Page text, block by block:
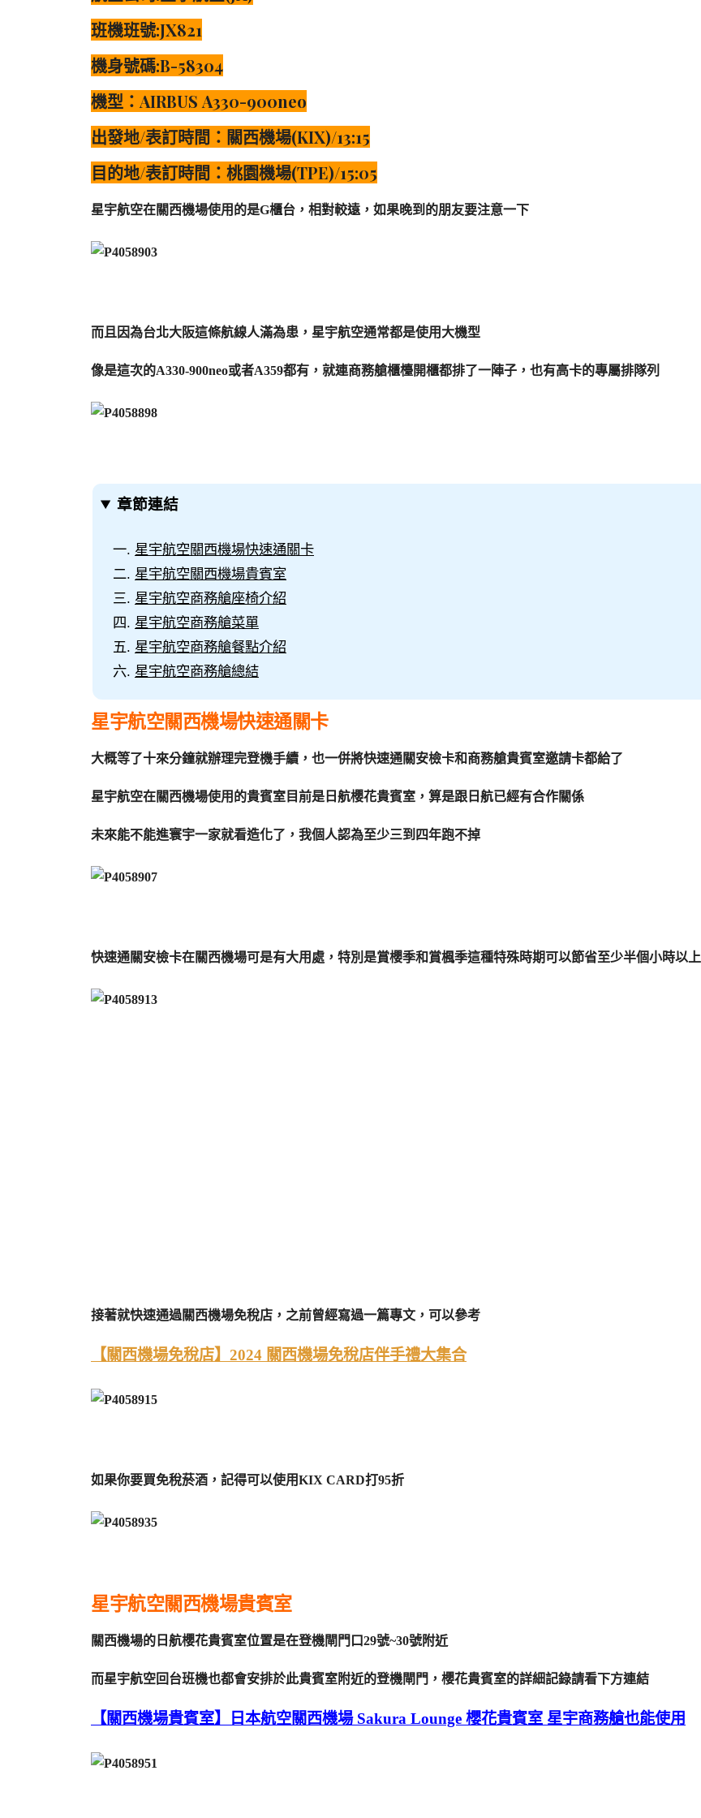
班機班號:JX821
機身號碼:B-58304
機型：AIRBUS A330-900neo
出發地/表訂時間：關西機場(KIX)/13:15
目的地/表訂時間：桃園機場(TPE)/15:05
星宇航空在關西機場使用的是G櫃台，相對較遠，如果晚到的朋友要注意一下
而且因為台北大阪這條航線人滿為患，星宇航空通常都是使用大機型
像是這次的A330-900neo或者A359都有，就連商務艙櫃檯開櫃都排了一陣子，也有高卡的專屬排隊列
章節連結
星宇航空關西機場快速通關卡
星宇航空關西機場貴賓室
星宇航空商務艙座椅介紹
星宇航空商務艙菜單
星宇航空商務艙餐點介紹
星宇航空商務艙總結
星宇航空關西機場快速通關卡
大概等了十來分鐘就辦理完登機手續，也一併將快速通關安檢卡和商務艙貴賓室邀請卡都給了
星宇航空在關西機場使用的貴賓室目前是日航櫻花貴賓室，算是跟日航已經有合作關係
未來能不能進寰宇一家就看造化了，我個人認為至少三到四年跑不掉
快速通關安檢卡在關西機場可是有大用處，特別是賞櫻季和賞楓季這種特殊時期可以節省至少半個小時以上
接著就快速通過關西機場免稅店，之前曾經寫過一篇專文，可以參考
【關西機場免稅店】2024 關西機場免稅店伴手禮大集合
如果你要買免稅菸酒，記得可以使用KIX CARD打95折
星宇航空關西機場貴賓室
關西機場的日航櫻花貴賓室位置是在登機閘門口29號~30號附近
而星宇航空回台班機也都會安排於此貴賓室附近的登機閘門，櫻花貴賓室的詳細記錄請看下方連結
【關西機場貴賓室】日本航空關西機場 Sakura Lounge 櫻花貴賓室 星宇商務艙也能使用